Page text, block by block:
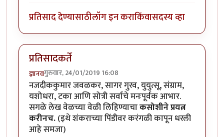
प्रतिसाद देण्यासाठीलॉग इन कराकिंवासदस्य व्हा
प्रतिसादकर्ते
ज्ञानवगुरुवार, 24/01/2019 16:08
नजदीककुमार जवळकर, सागर गुरव, युयुत्सू, संग्राम,
यशोधरा, टका आणि सोत्री सर्वाचे मनःपूर्वक आभार.
सगळे लेख वेळच्या वेळी लिहिण्याचाकसोशीने प्रयत्न
करीनच.(इथे शंकराच्या पिंडीवर करंगळी कापून धरली
आहे समजा)